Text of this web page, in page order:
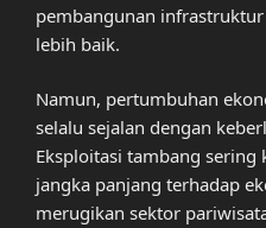
pembangunan
lebih baik.
Namun, pertumbuhan
selalu sejalan dengan
Eksploitasi tambang
jangka panjang terhadap
merugikan sektor